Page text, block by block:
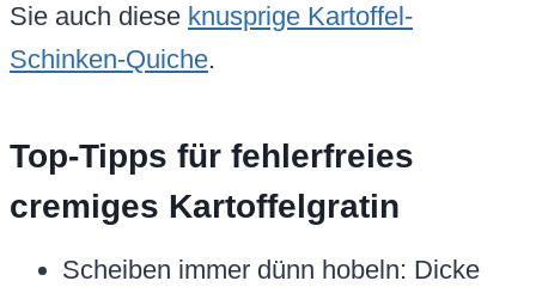
Sie auch diese knusprige Kartoffel-
Schinken-Quiche.
Top-Tipps für fehlerfreies
cremiges Kartoffelgratin
Scheiben immer dünn hobeln: Dicke